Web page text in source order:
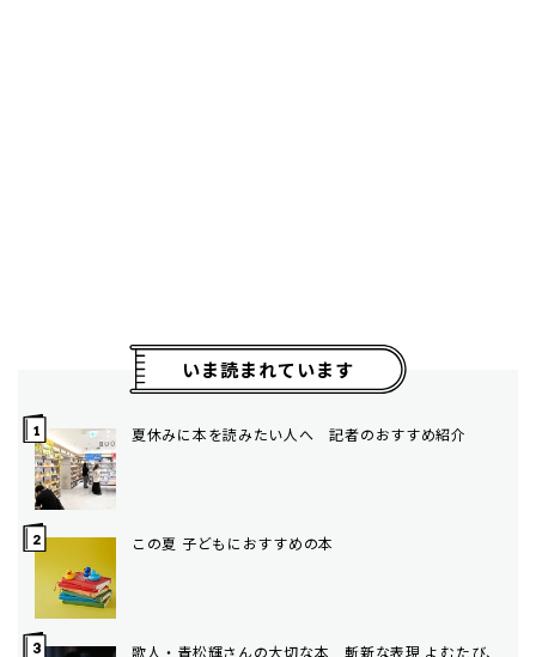
いま読まれています
夏休みに本を読みたい人へ 記者のおすすめ紹介
この夏 子どもにおすすめの本
歌人・青松輝さんの大切な本 斬新な表現 よむたび、